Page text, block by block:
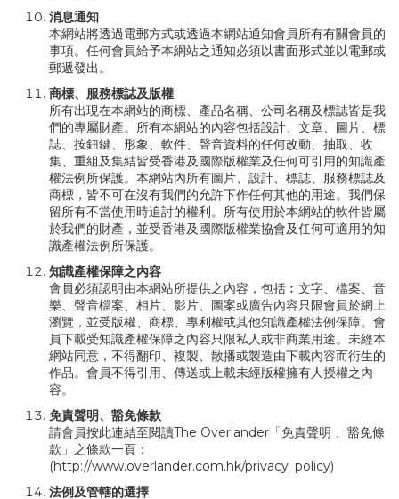
消息通知
本網站將透過電郵方式或透過本網站通知會員所有有關會員的
事項。任何會員給予本網站之通知必須以書面形式並以電郵或
郵遞發出。
商標、服務標誌及版權
所有出現在本網站的商標、產品名稱、公司名稱及標誌皆是我
們的專屬財產。所有本網站的內容包括設計、文章、圖片、標
誌、按鈕鍵、形象、軟件、聲音資料的任何改動、抽取、收
集、重組及集結皆受香港及國際版權業及任何可引用的知識產
權法例所保護。本網站內所有圖片、設計、標誌、服務標誌及
商標，皆不可在沒有我們的允許下作任何其他的用途。我們保
留所有不當使用時追討的權利。所有使用於本網站的軟件皆屬
於我們的財產，並受香港及國際版權業協會及任何可適用的知
識產權法例所保護。
知識產權保障之內容
會員必須認明由本網站所提供之內容，包括︰文字、檔案、音
樂、聲音檔案、相片、影片、圖案或廣告內容只限會員於網上
瀏覽，並受版權、商標、專利權或其他知識產權法例保障。會
員下載受知識產權保障之內容只限私人或非商業用途。未經本
網站同意，不得翻印、複製、散播或製造由下載內容而衍生的
作品。會員不得引用、傳送或上載未經版權擁有人授權之內
容。
免責聲明、豁免條款
請會員按此連結至閱讀The Overlander「免責聲明 、豁免條
款」之條款一頁：
(http://www.overlander.com.hk/privacy_policy)
法例及管轄的選擇